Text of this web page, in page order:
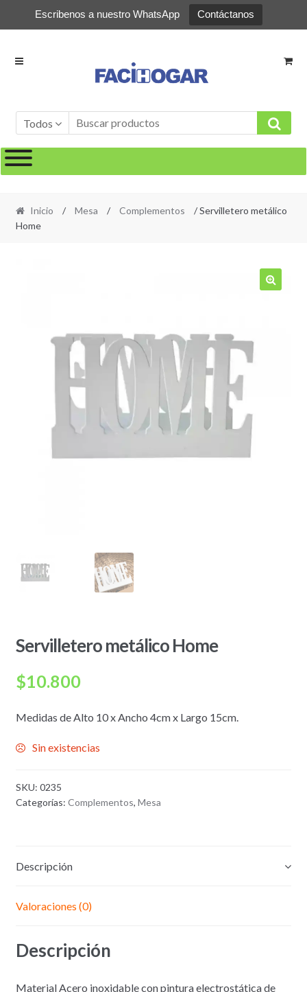
Escribenos a nuestro WhatsApp Contáctanos
Ir
Ir
Todos
Inicio / Mesa / Complementos
/ Servilletero metálico
Home
Servilletero metálico Home
$10.800
Medidas de Alto 10 x Ancho 4cm x Largo 15cm.
Sin existencias
SKU: 0235
Categorías: Complementos, Mesa
Descripción
Valoraciones (0)
Descripción
Material Acero inoxidable con pintura electrostática de